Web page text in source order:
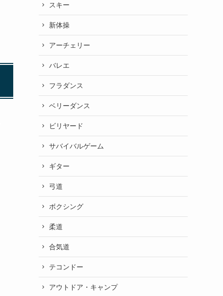
スキー
新体操
アーチェリー
バレエ
フラダンス
ベリーダンス
ビリヤード
サバイバルゲーム
ギター
弓道
ボクシング
柔道
合気道
テコンドー
アウトドア・キャンプ